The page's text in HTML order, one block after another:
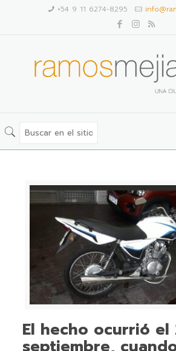
+54 9 11 6274-8295
El hecho ocurrió el